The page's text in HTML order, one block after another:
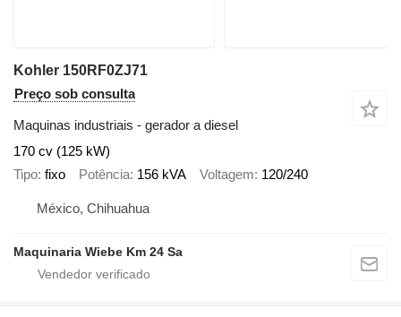
Kohler 150RF0ZJ71
Preço sob consulta
Maquinas industriais - gerador a diesel
170 cv (125 kW)
Tipo fixo Potência 156 kVA Voltagem 120/240
México, Chihuahua
Maquinaria Wiebe Km 24 Sa